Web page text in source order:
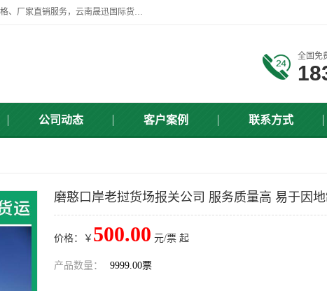
云南晟迅国际货运代理有限公司提供瑞丽口岸、磨憨口岸、腾冲口岸报关、报检，缅甸、老挝物流清关报价、价格、厂家直销服务，云南晟迅国际货运代理有限公司，由一支精通业务、经验丰富、责任心强的专业团队组建于,云南晟迅国际货运代理有限公司商铺。
全国免
公司动态 客户案例 联系方式
磨憨口岸老挝货场报关公司 服务质量高 易于因
价格：￥ 500.00 元/票 起
产品数量： 9999.00票